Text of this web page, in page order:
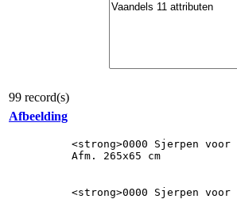
99 record(s)
Afbeelding
<strong>0000 Sjerpen
Afm. 265x65 cm
<strong>0000 Sjerpen